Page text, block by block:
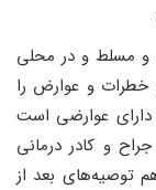
و مسلط و در محلی
خطرات و عوارض را
دارای عوارضی است
و کادر درمانی
توصیه‌های بعد از